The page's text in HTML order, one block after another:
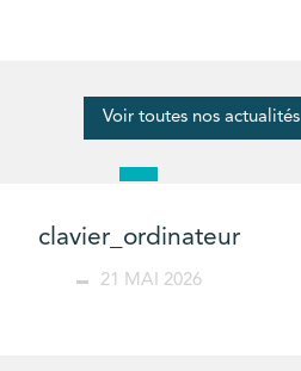
Voir toutes nos actualités
clavier_ordinateur
21 MAI 2026